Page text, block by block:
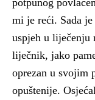
potpunog
mi je reći. Sada
uspjeh u liječenju
liječnik, jako
oprezan u svojim
opuštenije.